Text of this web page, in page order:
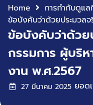
Home
การกำกับดูแ
ข้อบังคับว่าด้วย
กรรมการ ผู้บริห
งาน พ.ศ.2567
27 มีนาคม 2025 ยอด